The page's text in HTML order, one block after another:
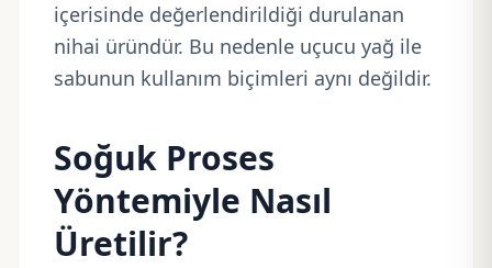
içerisinde değerlendirildiği durulanan
nihai üründür. Bu nedenle uçucu yağ ile
sabunun kullanım biçimleri aynı değildir.
Soğuk Proses
Yöntemiyle Nasıl
Üretilir?